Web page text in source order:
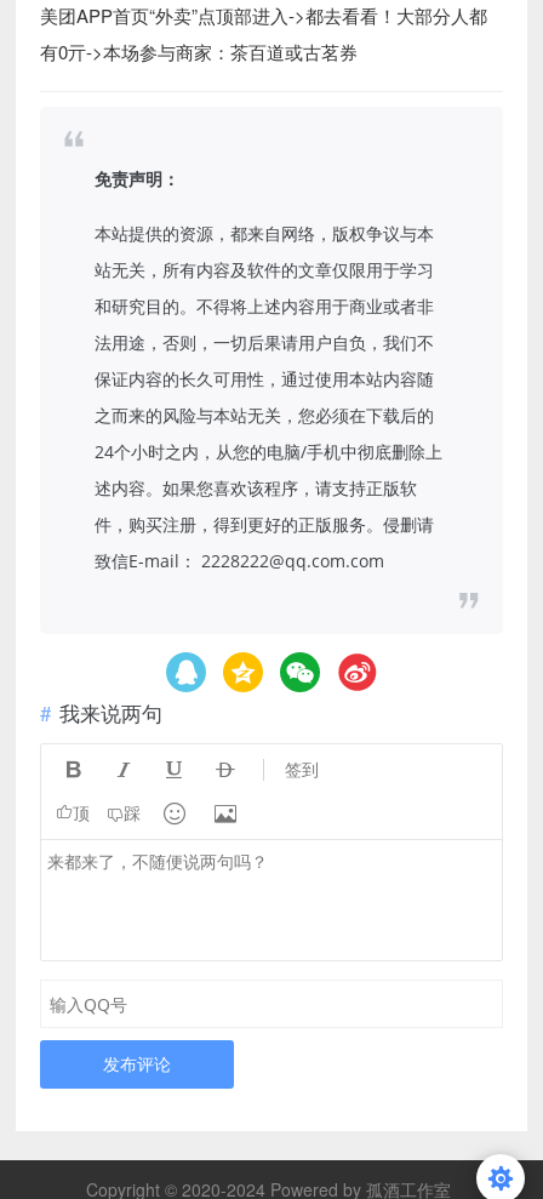
美团APP首页“外卖”点顶部进入->都去看看！大部分人都
有0亓->本场参与商家：茶百道或古茗券
免责声明：
本站提供的资源，都来自网络，版权争议与本
站无关，所有内容及软件的文章仅限用于学习
和研究目的。不得将上述内容用于商业或者非
法用途，否则，一切后果请用户自负，我们不
保证内容的长久可用性，通过使用本站内容随
之而来的风险与本站无关，您必须在下载后的
24个小时之内，从您的电脑/手机中彻底删除上
述内容。如果您喜欢该程序，请支持正版软
件，购买注册，得到更好的正版服务。侵删请
致信E-mail： 2228222@qq.com.com
我来说两句
    签到
顶 踩  
发布评论
Copyright © 2020-2024 Powered by 孤酒工作室